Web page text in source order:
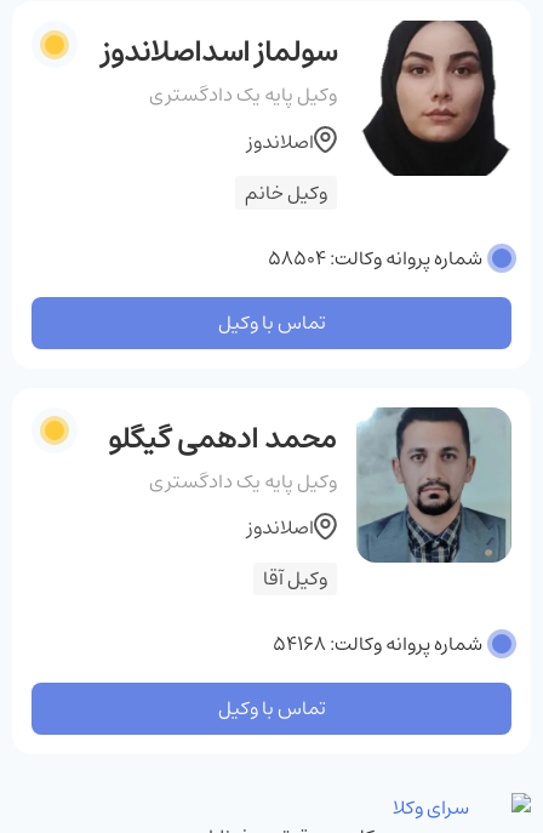
سولماز اسداصلاندوز
وکیل پایه یک دادگستری
وکیل خانم
اصلاندوز
شماره پروانه وکالت: 58504
تماس با وکیل
محمد ادهمی گیگلو
وکیل پایه یک دادگستری
وکیل آقا
اصلاندوز
شماره پروانه وکالت: 54168
تماس با وکیل